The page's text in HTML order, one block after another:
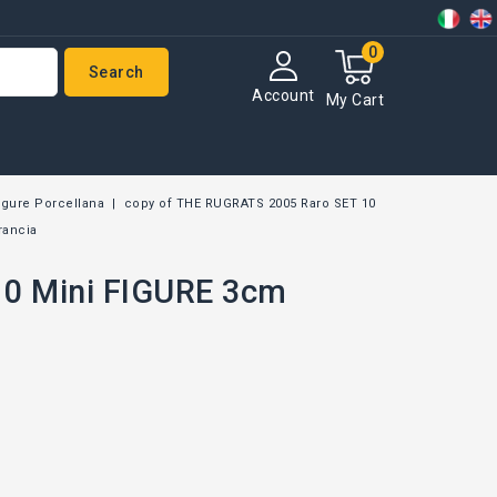
My Cart
0
Account
Search
Porcellana
copy of THE RUGRATS 2005 Raro SET 10
Mini FIGURE 3cm